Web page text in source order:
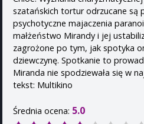
szatańskich tortur odrzucane są
psychotyczne majaczenia
małżeństwo Mirandy i jej
zagrożone po tym, jak spotyka
dziewczynę. Spotkanie to
Miranda nie spodziewała się w
tekst: Multikino
Średnia ocena: 5.0